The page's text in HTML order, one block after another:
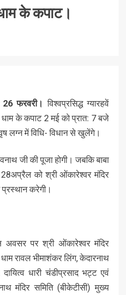
के कपाट।
फरवरी। विश्वप्रसिद्ध ग्यारहवें
धाम के कपाट 2 मई को प्रात: 7 बजे
लग्न में विधि- विधान से खुलेंगे।
जी की पूजा होगी। जबकि बाबा
को श्री ओंकारेश्वर मंदिर
करेगी।
अवसर पर श्री ओंकारेश्वर मंदिर
रावल भीमाशंकर लिंग, केदारनाथ
धारी चंडीप्रसाद भट्ट एवं
मंदिर समिति (बीकेटीसी) मुख्य